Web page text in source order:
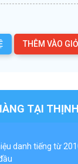
THÊM VÀO
TẠI
danh tiếng từ